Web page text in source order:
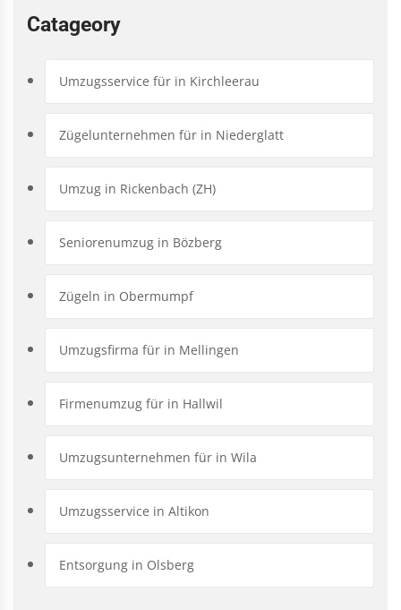
Catageory
Umzugsservice für in Kirchleerau
Zügelunternehmen für in Niederglatt
Umzug in Rickenbach (ZH)
Seniorenumzug in Bözberg
Zügeln in Obermumpf
Umzugsfirma für in Mellingen
Firmenumzug für in Hallwil
Umzugsunternehmen für in Wila
Umzugsservice in Altikon
Entsorgung in Olsberg